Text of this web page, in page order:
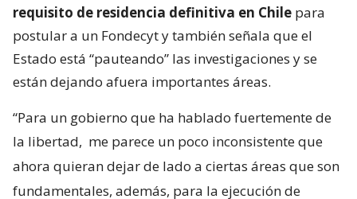
requisito de residencia definitiva en Chile para
postular a un Fondecyt y también señala que el
Estado está “pauteando” las investigaciones y se
están dejando afuera importantes áreas.
“Para un gobierno que ha hablado fuertemente de
la libertad, me parece un poco inconsistente que
ahora quieran dejar de lado a ciertas áreas que son
fundamentales, además, para la ejecución de